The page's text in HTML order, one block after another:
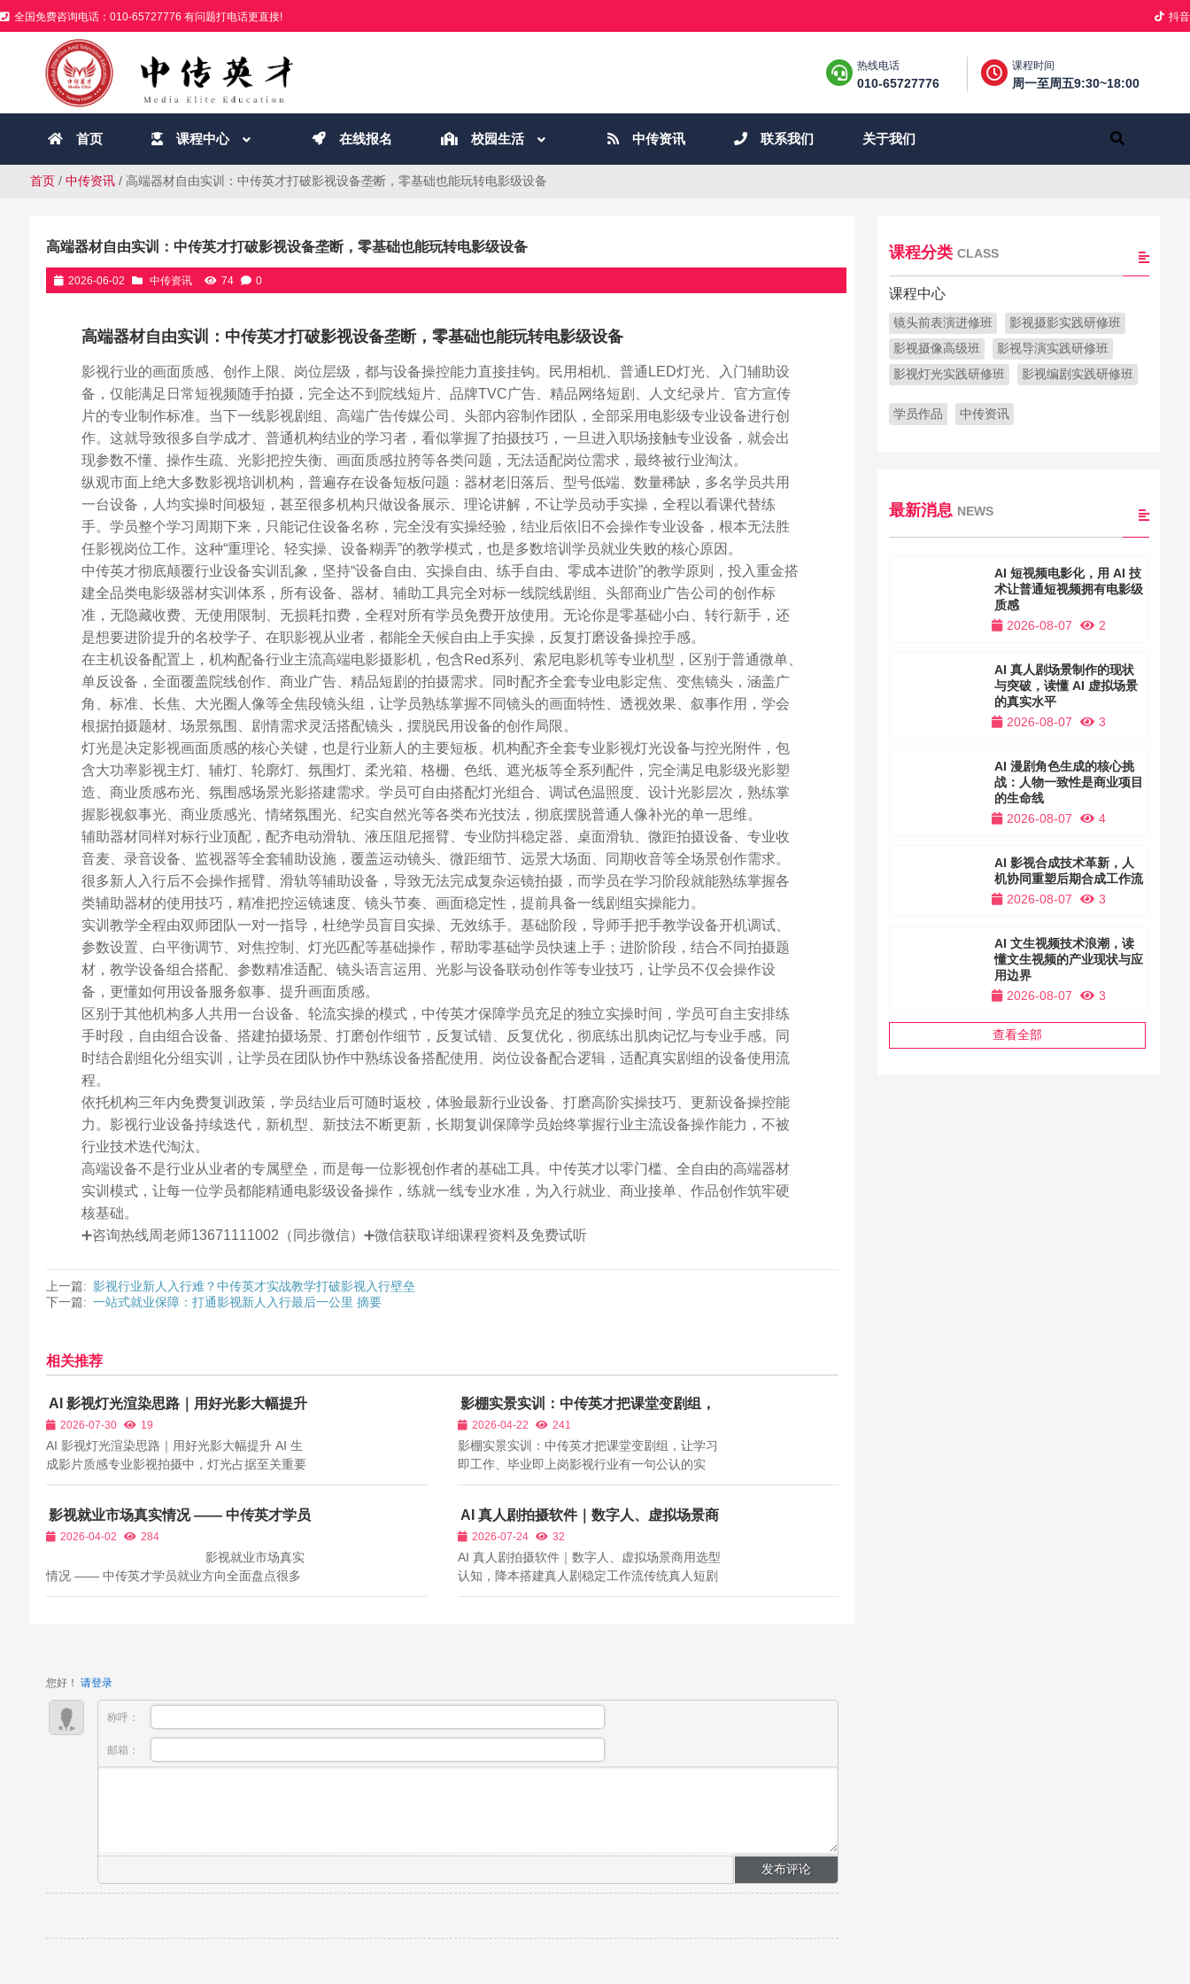
全国免费咨询电话：010-65727776 有问题打电话更直接! 抖音
热线电话
010-65727776
课程时间
周一至周五9:30~18:00
首页 课程中心 在线报名 校园生活 中传资讯 联系我们 关于我们
首页/ 中传资讯/ 高端器材自由实训：中传英才打破影视设备垄断，零基础也能玩转电影级设备
高端器材自由实训：中传英才打破影视设备垄断，零基础也能玩转电影级设备
2026-06-02 中传资讯 74 0
高端器材自由实训：中传英才打破影视设备垄断，零基础也能玩转电影级设备
影视行业的画面质感、创作上限、岗位层级，都与设备操控能力直接挂钩。民用相机、普通LED灯光、入门辅助设
备，仅能满足日常短视频随手拍摄，完全达不到院线短片、品牌TVC广告、精品网络短剧、人文纪录片、官方宣传
片的专业制作标准。当下一线影视剧组、高端广告传媒公司、头部内容制作团队，全部采用电影级专业设备进行创
作。这就导致很多自学成才、普通机构结业的学习者，看似掌握了拍摄技巧，一旦进入职场接触专业设备，就会出
现参数不懂、操作生疏、光影把控失衡、画面质感拉胯等各类问题，无法适配岗位需求，最终被行业淘汰。
纵观市面上绝大多数影视培训机构，普遍存在设备短板问题：器材老旧落后、型号低端、数量稀缺，多名学员共用
一台设备，人均实操时间极短，甚至很多机构只做设备展示、理论讲解，不让学员动手实操，全程以看课代替练
手。学员整个学习周期下来，只能记住设备名称，完全没有实操经验，结业后依旧不会操作专业设备，根本无法胜
任影视岗位工作。这种“重理论、轻实操、设备糊弄”的教学模式，也是多数培训学员就业失败的核心原因。
中传英才彻底颠覆行业设备实训乱象，坚持“设备自由、实操自由、练手自由、零成本进阶”的教学原则，投入重金搭
建全品类电影级器材实训体系，所有设备、器材、辅助工具完全对标一线院线剧组、头部商业广告公司的创作标
准，无隐藏收费、无使用限制、无损耗扣费，全程对所有学员免费开放使用。无论你是零基础小白、转行新手，还
是想要进阶提升的名校学子、在职影视从业者，都能全天候自由上手实操，反复打磨设备操控手感。
在主机设备配置上，机构配备行业主流高端电影摄影机，包含Red系列、索尼电影机等专业机型，区别于普通微单、
单反设备，全面覆盖院线创作、商业广告、精品短剧的拍摄需求。同时配齐全套专业电影定焦、变焦镜头，涵盖广
角、标准、长焦、大光圈人像等全焦段镜头组，让学员熟练掌握不同镜头的画面特性、透视效果、叙事作用，学会
根据拍摄题材、场景氛围、剧情需求灵活搭配镜头，摆脱民用设备的创作局限。
灯光是决定影视画面质感的核心关键，也是行业新人的主要短板。机构配齐全套专业影视灯光设备与控光附件，包
含大功率影视主灯、辅灯、轮廓灯、氛围灯、柔光箱、格栅、色纸、遮光板等全系列配件，完全满足电影级光影塑
造、商业质感布光、氛围感场景光影搭建需求。学员可自由搭配灯光组合、调试色温照度、设计光影层次，熟练掌
握影视叙事光、商业质感光、情绪氛围光、纪实自然光等各类布光技法，彻底摆脱普通人像补光的单一思维。
辅助器材同样对标行业顶配，配齐电动滑轨、液压阻尼摇臂、专业防抖稳定器、桌面滑轨、微距拍摄设备、专业收
音麦、录音设备、监视器等全套辅助设施，覆盖运动镜头、微距细节、远景大场面、同期收音等全场景创作需求。
很多新人入行后不会操作摇臂、滑轨等辅助设备，导致无法完成复杂运镜拍摄，而学员在学习阶段就能熟练掌握各
类辅助器材的使用技巧，精准把控运镜速度、镜头节奏、画面稳定性，提前具备一线剧组实操能力。
实训教学全程由双师团队一对一指导，杜绝学员盲目实操、无效练手。基础阶段，导师手把手教学设备开机调试、
参数设置、白平衡调节、对焦控制、灯光匹配等基础操作，帮助零基础学员快速上手；进阶阶段，结合不同拍摄题
材，教学设备组合搭配、参数精准适配、镜头语言运用、光影与设备联动创作等专业技巧，让学员不仅会操作设
备，更懂如何用设备服务叙事、提升画面质感。
区别于其他机构多人共用一台设备、轮流实操的模式，中传英才保障学员充足的独立实操时间，学员可自主安排练
手时段，自由组合设备、搭建拍摄场景、打磨创作细节，反复试错、反复优化，彻底练出肌肉记忆与专业手感。同
时结合剧组化分组实训，让学员在团队协作中熟练设备搭配使用、岗位设备配合逻辑，适配真实剧组的设备使用流
程。
依托机构三年内免费复训政策，学员结业后可随时返校，体验最新行业设备、打磨高阶实操技巧、更新设备操控能
力。影视行业设备持续迭代，新机型、新技法不断更新，长期复训保障学员始终掌握行业主流设备操作能力，不被
行业技术迭代淘汰。
高端设备不是行业从业者的专属壁垒，而是每一位影视创作者的基础工具。中传英才以零门槛、全自由的高端器材
实训模式，让每一位学员都能精通电影级设备操作，练就一线专业水准，为入行就业、商业接单、作品创作筑牢硬
核基础。
➕咨询热线周老师13671111002（同步微信）➕微信获取详细课程资料及免费试听
上一篇: 影视行业新人入行难？中传英才实战教学打破影视入行壁垒
下一篇: 一站式就业保障：打通影视新人入行最后一公里 摘要
相关推荐
AI 影视灯光渲染思路｜用好光影大幅提升
AI 生成影片质感
2026-07-30 19
AI 影视灯光渲染思路｜用好光影大幅提升 AI 生
成影片质感专业影视拍摄中，灯光占据至关重要
的地位，光影氛围可以烘托剧情情绪，提升画面
参数、光影描述同样会极大影响成片效果。大量
新手生成画面时，只关注人物和场景描述...
影棚实景实训：中传英才把课堂变剧组，
让学习即工作、毕业即上岗
2026-04-22 241
影棚实景实训：中传英才把课堂变剧组，让学习
即工作、毕业即上岗影视行业有一句公认的实
话：教室里教不会影视技能，影棚里才能练出真
操的艺术，所有的导演调度、摄影构图、灯光布
光、摄像运镜、镜前表演，都必须在真实的...
影视就业市场真实情况 —— 中传英才学员
就业方向全面盘点
2026-04-02 284
影视就业市场真实
情况 —— 中传英才学员就业方向全面盘点很多
人想进入影视行业，但对就业市场缺乏真实了
AI 真人剧拍摄软件｜数字人、虚拟场景商
用选型认知，降本搭建真人剧稳定工作流
2026-07-24 32
AI 真人剧拍摄软件｜数字人、虚拟场景商用选型
认知，降本搭建真人剧稳定工作流传统真人短剧
线下实拍依赖演员、实景、摄影灯光团队，高额
您好！ 请登录
称呼：
邮箱：
课程分类 CLASS
课程中心
镜头前表演进修班
影视摄影实践研修班
影视摄像高级班
影视导演实践研修班
影视灯光实践研修班
影视编剧实践研修班
学员作品 中传资讯
最新消息 NEWS
AI 短视频电影化，用 AI 技
术让普通短视频拥有电影级
质感
2026-08-07
2
AI 真人剧场景制作的现状
与突破，读懂 AI 虚拟场景
的真实水平
2026-08-07
3
AI 漫剧角色生成的核心挑
战：人物一致性是商业项目
的生命线
2026-08-07
4
AI 影视合成技术革新，人
机协同重塑后期合成工作流
2026-08-07
3
AI 文生视频技术浪潮，读
懂文生视频的产业现状与应
用边界
2026-08-07
3
查看全部